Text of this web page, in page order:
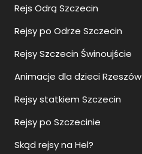
Rejs Odrą Szczecin
Rejsy po Odrze Szczecin
Rejsy Szczecin Świnoujście
Animacje dla dzieci Rzeszów
Rejsy statkiem Szczecin
Rejsy po Szczecinie
Skąd rejsy na Hel?